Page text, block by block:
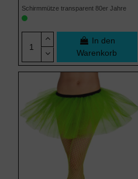
Schirmmütze transparent 80er Jahre
In den
Warenkorb